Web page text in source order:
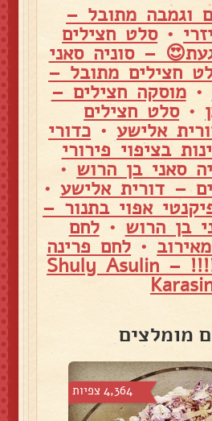
וגמבה מתובל –
•סלט חצילים
– סוניה סאני
חצילים מתובל –
•מוסקה חצילים –
•סלט חצילים
אלישע• כדורי
בציפוי פירורי
סאני בן הרוש •
– דורית אלישע •
אפוי בתנור –
בן הרוש •לחם
• לחם פרינה
כמו של פעם!!!! – Shuly Asulin
מומלצים
4,364 צפיות